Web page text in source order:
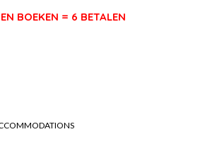
BOEKEN = 6 BETALEN